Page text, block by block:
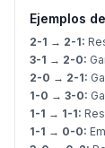
Ejemplos
2-1 → 2-1:
3-1 → 2-0:
2-0 → 2-1:
1-0 → 3-0:
1-1 → 1-1:
1-1 → 0-0: